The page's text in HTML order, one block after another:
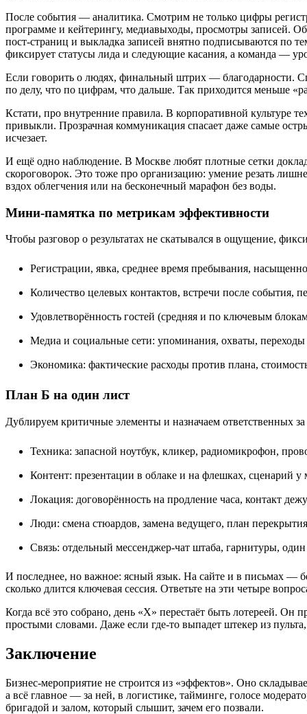
После события — аналитика. Смотрим не только цифры
программе и кейтерингу, медиавыходы, просмотры записей.
пост‑страниц и выкладка записей внятно подписываются по
фиксирует статусы лида и следующие касания, а команда —
Если говорить о людях, финальный штрих — благодарности.
по делу, что по цифрам, что дальше. Так приходится меньше
Кстати, про внутренние правила. В корпоративной культуре
привыкли. Прозрачная коммуникация спасает даже самые
исчезает.
И ещё одно наблюдение. В Москве любят плотные сетки
скороговорок. Это тоже про организацию: умение резать
вздох облегчения или на бесконечный марафон без воды.
Мини‑памятка по метрикам эффективности
Чтобы разговор о результатах не скатывался в ощущение,
Регистрации, явка, среднее время пребывания,
Количество целевых контактов, встречи после события,
Удовлетворённость гостей (средняя и по ключевым
Медиа и социальные сети: упоминания, охваты,
Экономика: фактические расходы против плана,
План Б на один лист
Дублируем критичные элементы и назначаем ответственных
Техника: запасной ноутбук, кликер, радиомикрофон,
Контент: презентации в облаке и на флешках, сценарий
Локация: договорённость на продление часа, контакт
Люди: смена стюардов, замена ведущего, план
Связь: отдельный мессенджер‑чат штаба, гарнитуры,
И последнее, но важное: ясный язык. На сайте и в письмах —
сколько длится ключевая сессия. Ответьте на эти четыре
Когда всё это собрано, день «Х» перестаёт быть лотереей. Он
простыми словами. Даже если где‑то выпадет штекер из
Заключение
Бизнес‑мероприятие не строится из «эффектов». Оно
а всё главное — за ней, в логистике, тайминге, голосе
бригадой и залом, который слышит, зачем его позвали.